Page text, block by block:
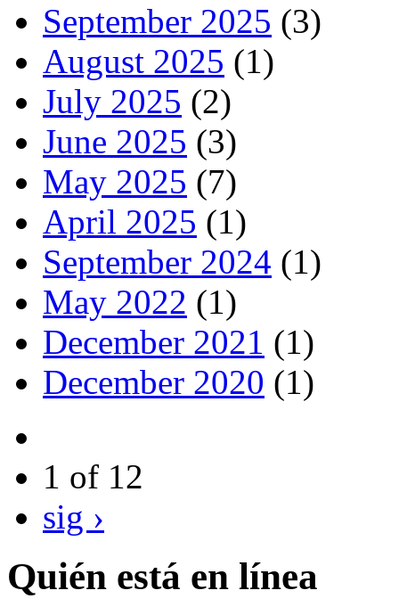
September 2025 (3)
August 2025 (1)
July 2025 (2)
June 2025 (3)
May 2025 (7)
April 2025 (1)
September 2024 (1)
May 2022 (1)
December 2021 (1)
December 2020 (1)
1 of 12
sig ›
Quién está en línea